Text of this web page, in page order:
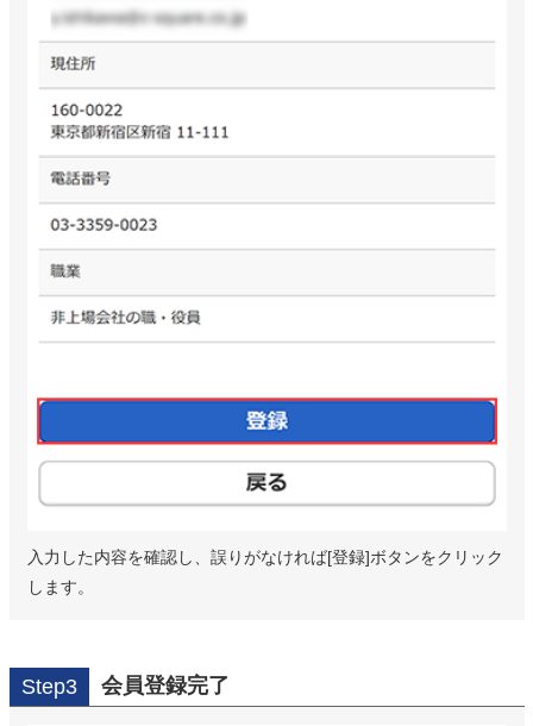
入力した内容を確認し、誤りがなければ[登録]ボタンをクリック
します。
Step3 会員登録完了